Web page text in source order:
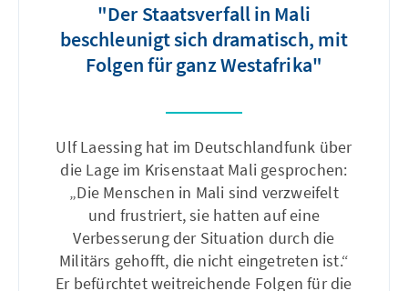
"Der Staatsverfall in Mali
beschleunigt sich dramatisch, mit
Folgen für ganz Westafrika"
Ulf Laessing hat im Deutschlandfunk über
die Lage im Krisenstaat Mali gesprochen:
„Die Menschen in Mali sind verzweifelt
und frustriert, sie hatten auf eine
Verbesserung der Situation durch die
Militärs gehofft, die nicht eingetreten ist.“
Er befürchtet weitreichende Folgen für die